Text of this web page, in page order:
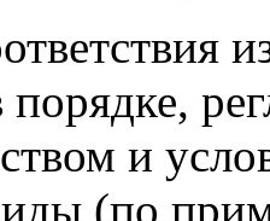
порядке,
и
(по